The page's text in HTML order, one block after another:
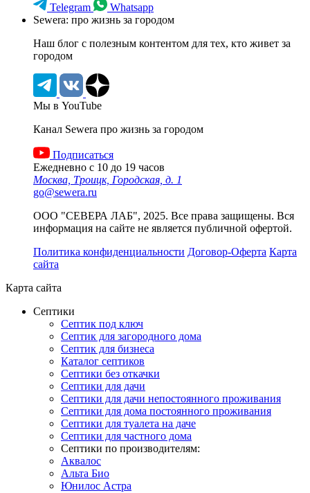
Telegram
Whatsapp
Sewera: про жизнь за городом
Наш блог c полезным контентом для тех, кто живет за
городом
Мы в YouTube
Канал Sewera про жизнь за городом
Подписаться
Ежедневно с 10 до 19 часов
Москва, Троицк, Городская, д. 1
go@sewera.ru
ООО "СЕВЕРА ЛАБ", 2025. Все права защищены. Вся
информация на сайте не является публичной офертой.
Политика конфиденциальности Договор-Оферта Карта
сайта
Карта сайта
Септики
Септик под ключ
Септик для загородного дома
Септик для бизнеса
Каталог септиков
Септики без откачки
Септики для дачи
Септики для дачи непостоянного проживания
Септики для дома постоянного проживания
Септики для туалета на даче
Септики для частного дома
Септики по производителям:
Аквалос
Альта Био
Юнилос Астра